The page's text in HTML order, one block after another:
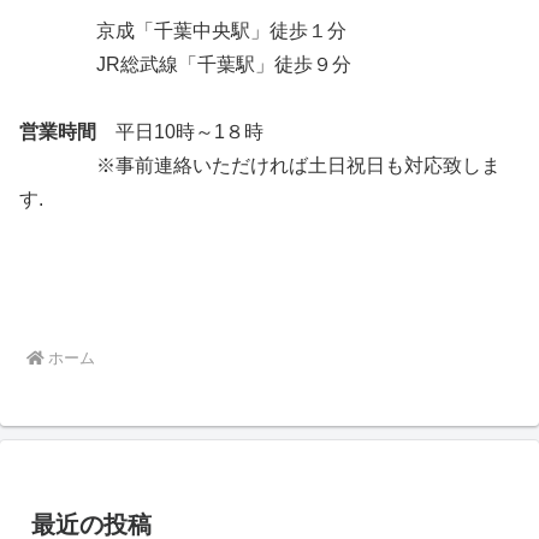
京成「千葉中央駅」徒歩１分
JR総武線「千葉駅」徒歩９分
営業時間
平日10時～1８時
※事前連絡いただければ土日祝日も対応致しま
す.
ホーム
最近の投稿